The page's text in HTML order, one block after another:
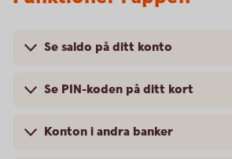
Se saldo på ditt konto
Se PIN-koden på ditt kort
Konton i andra banker